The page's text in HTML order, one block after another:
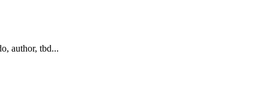
author, tbd...